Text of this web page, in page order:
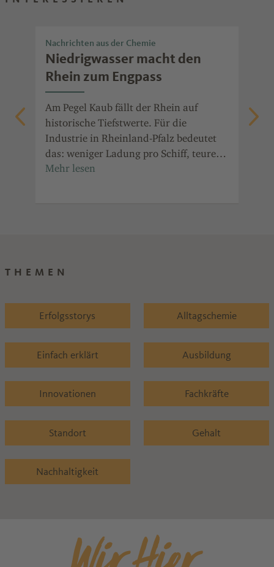
Nachrichten aus der Chemie
Niedrigwasser macht den
Rhein zum Engpass
Am Pegel Kaub fällt der Rhein auf
historische Tiefstwerte. Für die
Industrie in Rheinland-Pfalz bedeutet
das: weniger Ladung pro Schiff, teurere
Transporte und Ausweichrouten.
THEMEN
Erfolgsstorys Alltagschemie
Einfach erklärt Ausbildung
Innovationen Fachkräfte
Standort Gehalt
Nachhaltigkeit